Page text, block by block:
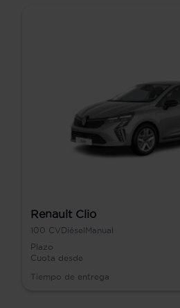
Renault Clio
100 CVDiéselManual
Plazo
Cuota desde
Tiempo de entrega